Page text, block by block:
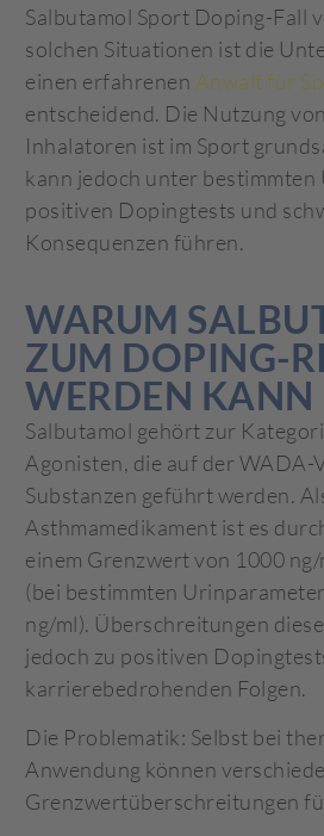
Salbutamol Sport Doping-Fall
solchen Situationen ist die
einen erfahrenen Anwalt für
entscheidend. Die Nutzung
Inhalatoren ist im Sport
kann jedoch unter bestimmten
positiven Dopingtests und
Konsequenzen führen.
WARUM
ZUM DOPING-
WERDEN KANN
Salbutamol gehört zur
Agonisten, die auf der WADA-
Substanzen geführt werden.
Asthmamedikament ist es
einem Grenzwert von 1000
(bei bestimmten
ng/ml). Überschreitungen
jedoch zu positiven
karrierebedrohenden Folgen.
Die Problematik: Selbst bei
Anwendung können
Grenzwertüberschreitungen